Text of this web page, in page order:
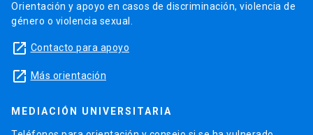
Orientación y apoyo en casos de discriminación, violencia de
género o violencia sexual.
launch Contacto para apoyo
launch Más orientación
MEDIACIÓN UNIVERSITARIA